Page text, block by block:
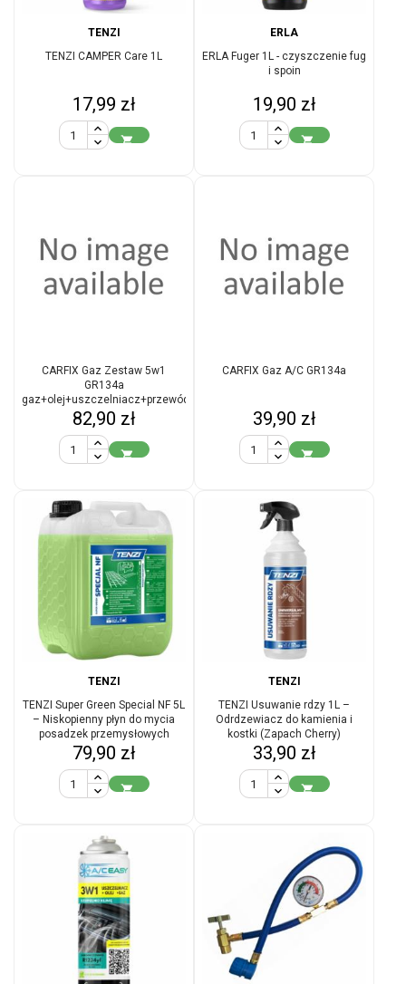
TENZI
TENZI CAMPER Care 1L
Cena
17,99 zł

ERLA
ERLA Fuger 1L - czyszczenie fug
i spoin
Cena
19,90 zł

CARFIX Gaz Zestaw 5w1
GR134a
gaz+olej+uszczelniacz+przewód
z manometrem
Cena
82,90 zł

CARFIX Gaz A/C GR134a
Cena
39,90 zł

TENZI
TENZI Super Green Special NF 5L
– Niskopienny płyn do mycia
posadzek przemysłowych
Cena
79,90 zł

TENZI
TENZI Usuwanie rdzy 1L –
Odrdzewiacz do kamienia i
kostki (Zapach Cherry)
Cena
33,90 zł
